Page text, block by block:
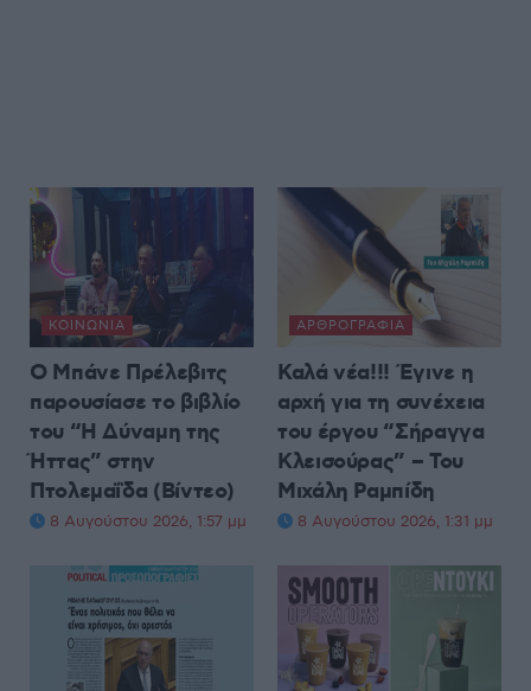
ΚΟΙΝΩΝΊΑ
Ο Μπάνε Πρέλεβιτς
παρουσίασε το βιβλίο
του “Η Δύναμη της
Ήττας” στην
Πτολεμαΐδα (Βίντεο)
8 Αυγούστου 2026, 1:57 μμ
ΑΡΘΡΟΓΡΑΦΊΑ
Καλά νέα!!! Έγινε η
αρχή για τη συνέχεια
του έργου “Σήραγγα
Κλεισούρας” – Του
Μιχάλη Ραμπίδη
8 Αυγούστου 2026, 1:31 μμ